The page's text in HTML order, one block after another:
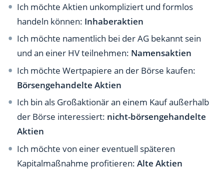
Ich möchte Aktien unkompliziert und formlos
handeln können: Inhaberaktien
Ich möchte namentlich bei der AG bekannt sein
und an einer HV teilnehmen: Namensaktien
Ich möchte Wertpapiere an der Börse kaufen:
Börsengehandelte Aktien
Ich bin als Großaktionär an einem Kauf außerhalb
der Börse interessiert: nicht-börsengehandelte
Aktien
Ich möchte von einer eventuell späteren
Kapitalmaßnahme profitieren:Alte Aktien